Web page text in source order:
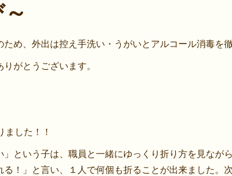
め、外出は控え手洗い・うがいとアルコール消毒を
がとうございます。
ました！！
」という子は、職員と一緒にゆっくり折り方を見なが
る！」と言い、１人で何個も折ることが出来ました。